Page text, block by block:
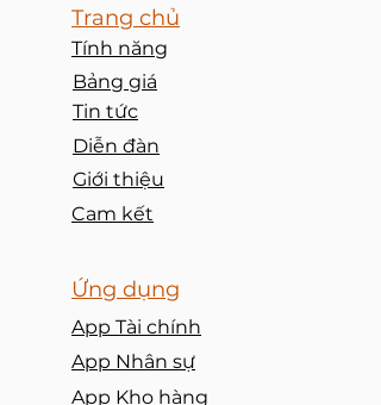
Trang chủ
Tính năng
Bảng giá
Tin tức
Diễn đàn
Giới thiệu
Cam kết
​Ứng dụng
App Tài chính
App Nhân sự
App Kho hàng